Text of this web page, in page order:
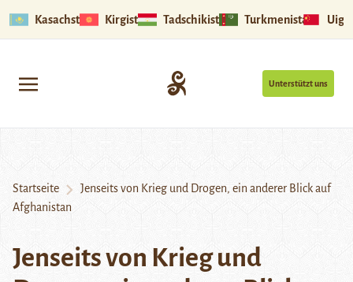
Kasachstan Kirgistan Tadschikistan Turkmenistan
Unterstützt uns
Startseite
Jenseits von Krieg und Drogen, ein anderer Blick auf
Afghanistan
Jenseits von Krieg und